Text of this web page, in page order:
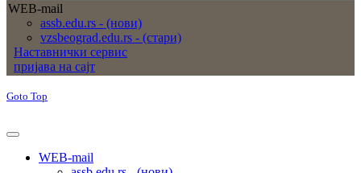
WEB-mail
assb.edu.rs - (нови)
vzsbeograd.edu.rs - (стари)
Наставнички сервис
пријава на сајт
Goto Top
WEB-mail